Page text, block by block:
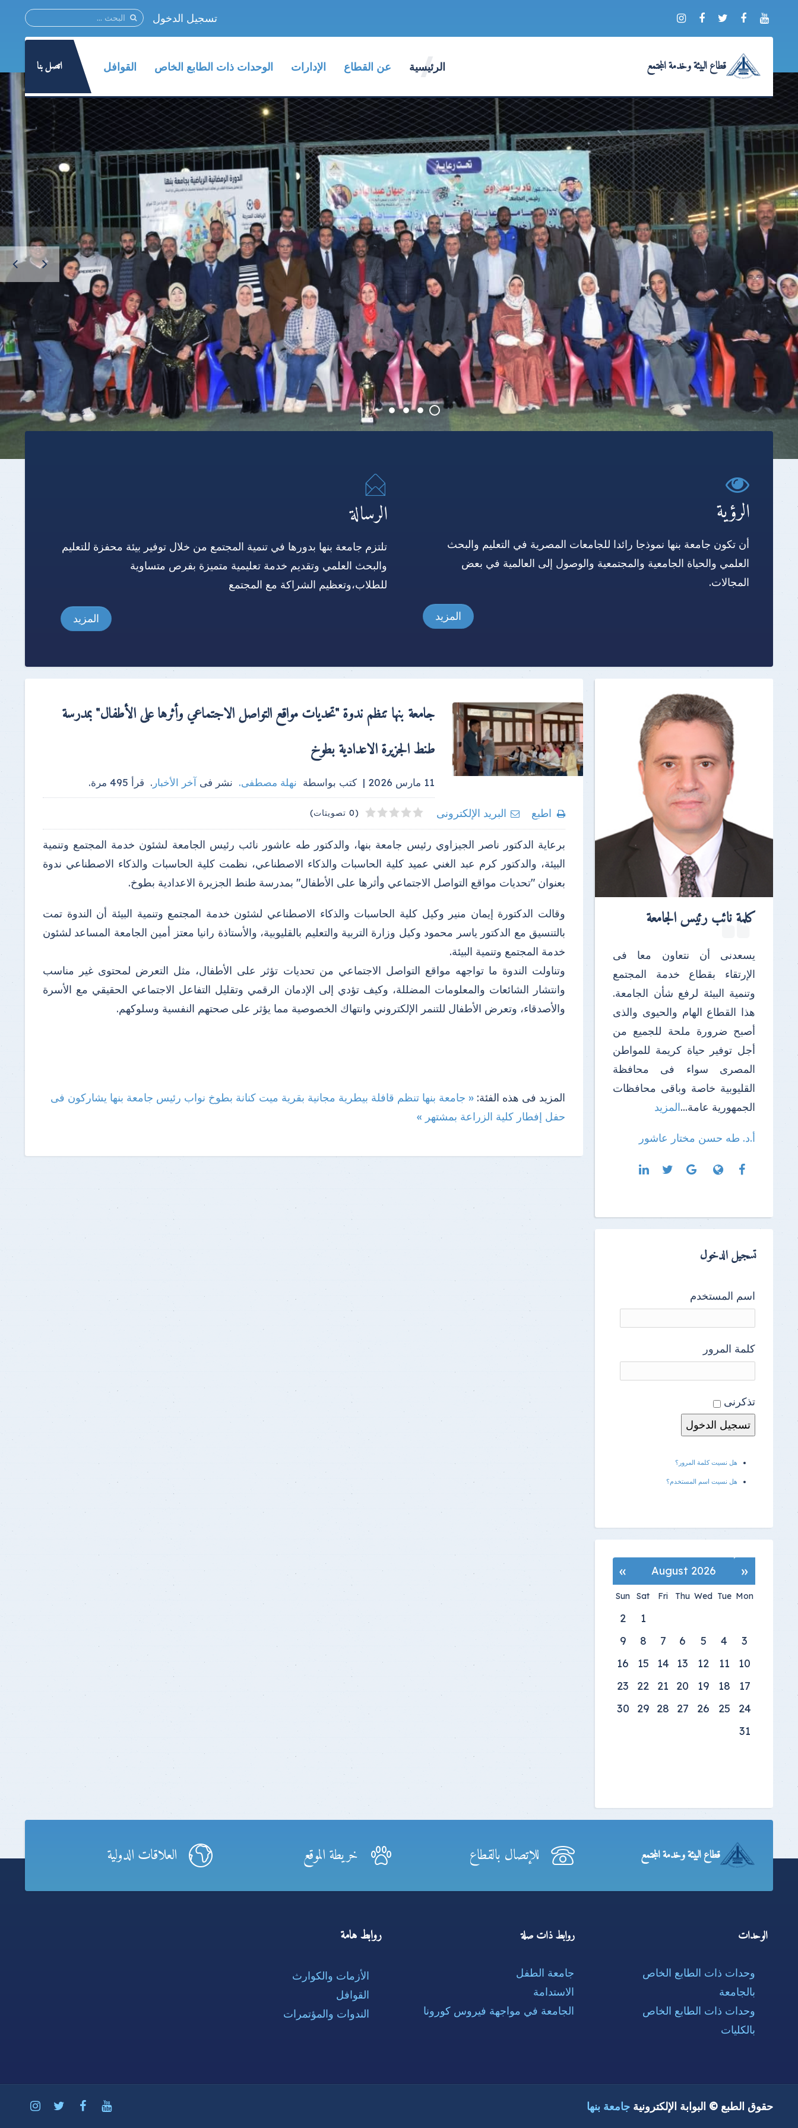
تسجيل الدخول
قطاع البيئة وخدمة المجتمع الرئيسية عن القطاع الإدارات الوحدات ذات الطابع الخاص القوافل اتصل بنا
الرؤية
أن تكون جامعة بنها نموذجا رائدا للجامعات المصرية في التعليم والبحث
العلمي والحياة الجامعية والمجتمعية والوصول إلى العالمية في بعض
المجالات.
المزيد
الرسالة
تلتزم جامعة بنها بدورها في تنمية المجتمع من خلال توفير بيئة محفزة للتعليم
والبحث العلمي وتقديم خدمة تعليمية متميزة بفرص متساوية
للطلاب،وتعظيم الشراكة مع المجتمع
المزيد
جامعة بنها تنظم ندوة "تحديات مواقع التواصل الاجتماعي وأثرها على الأطفال" بمدرسة
طنط الجزيرة الاعدادية بطوخ
11 مارس 2026 | كتب بواسطة نهلة مصطفى. نشر فى آخر الأخبار . قرأ 495 مرة.
اطبع البريد الإلكترونى 1
2
3
4
5 (0 تصويتات)
برعاية الدكتور ناصر الجيزاوي رئيس جامعة بنها، والدكتور طه عاشور نائب رئيس الجامعة لشئون خدمة المجتمع وتنمية
البيئة، والدكتور كرم عبد الغني عميد كلية الحاسبات والذكاء الاصطناعي، نظمت كلية الحاسبات والذكاء الاصطناعي ندوة
بعنوان "تحديات مواقع التواصل الاجتماعي وأثرها على الأطفال" بمدرسة طنط الجزيرة الاعدادية بطوخ.
وقالت الدكتورة إيمان منير وكيل كلية الحاسبات والذكاء الاصطناعي لشئون خدمة المجتمع وتنمية البيئة أن الندوة تمت
بالتنسيق مع الدكتور ياسر محمود وكيل وزارة التربية والتعليم بالقليوبية، والأستاذة رانيا معتز أمين الجامعة المساعد لشئون
خدمة المجتمع وتنمية البيئة.
وتناولت الندوة ما تواجهه مواقع التواصل الاجتماعي من تحديات تؤثر على الأطفال، مثل التعرض لمحتوى غير مناسب
وانتشار الشائعات والمعلومات المضللة، وكيف تؤدي إلى الإدمان الرقمي وتقليل التفاعل الاجتماعي الحقيقي مع الأسرة
والأصدقاء، وتعرض الأطفال للتنمر الإلكتروني وانتهاك الخصوصية مما يؤثر على صحتهم النفسية وسلوكهم.
المزيد فى هذه الفئة: « جامعة بنها تنظم قافلة بيطرية مجانية بقرية ميت كنانة بطوخ نواب رئيس جامعة بنها يشاركون فى
حفل إفطار كلية الزراعة بمشتهر »
كلمة نائب رئيس الجامعة
يسعدنى أن نتعاون معا فى
الإرتقاء بقطاع خدمة المجتمع
وتنمية البيئة لرفع شأن الجامعة.
هذا القطاع الهام والحيوى والذى
أصبح ضرورة ملحة للجميع من
أجل توفير حياة كريمة للمواطن
المصرى سواء فى محافظة
القليوبية خاصة وباقى محافظات
الجمهورية عامة...المزيد
أ.د. طه حسن مختار عاشور
تسجيل الدخول
اسم المستخدم
كلمة المرور
تذكرنى
هل نسيت كلمة المرور؟
هل نسيت اسم المستخدم؟
«
August 2026
»
Mon
Tue
Wed
Thu
Fri
Sat
Sun
1
2
3
4
5
6
7
8
9
10
11
12
13
14
15
16
17
18
19
20
21
22
23
24
25
26
27
28
29
30
31
قطاع البيئة وخدمة المجتمع للإتصال بالقطاع خريطة الموقع العلاقات الدولية
الوحدات
وحدات ذات الطابع الخاص
بالجامعة
وحدات ذات الطابع الخاص
بالكليات
روابط ذات صلة
جامعة الطفل
الاستدامة
الجامعة في مواجهة فيروس كورونا
روابط هامة
الأزمات والكوارث
القوافل
الندوات والمؤتمرات
حقوق الطبع © البوابة الإلكترونية جامعة بنها